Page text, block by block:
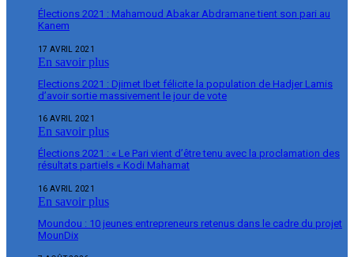
Élections 2021 : Mahamoud Abakar Abdramane tient son pari au
Kanem
17 AVRIL 2021
En savoir plus
Elections 2021 : Djimet Ibet félicite la population de Hadjer Lamis
d’avoir sortie massivement le jour de vote
16 AVRIL 2021
En savoir plus
Élections 2021 : « Le Pari vient d’être tenu avec la proclamation des
résultats partiels « Kodi Mahamat
16 AVRIL 2021
En savoir plus
Moundou : 10 jeunes entrepreneurs retenus dans le cadre du projet
MounDix